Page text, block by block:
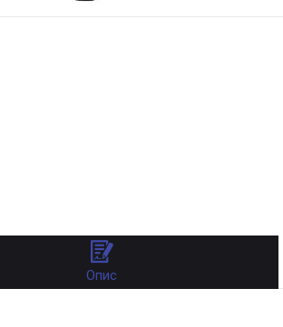
Опис